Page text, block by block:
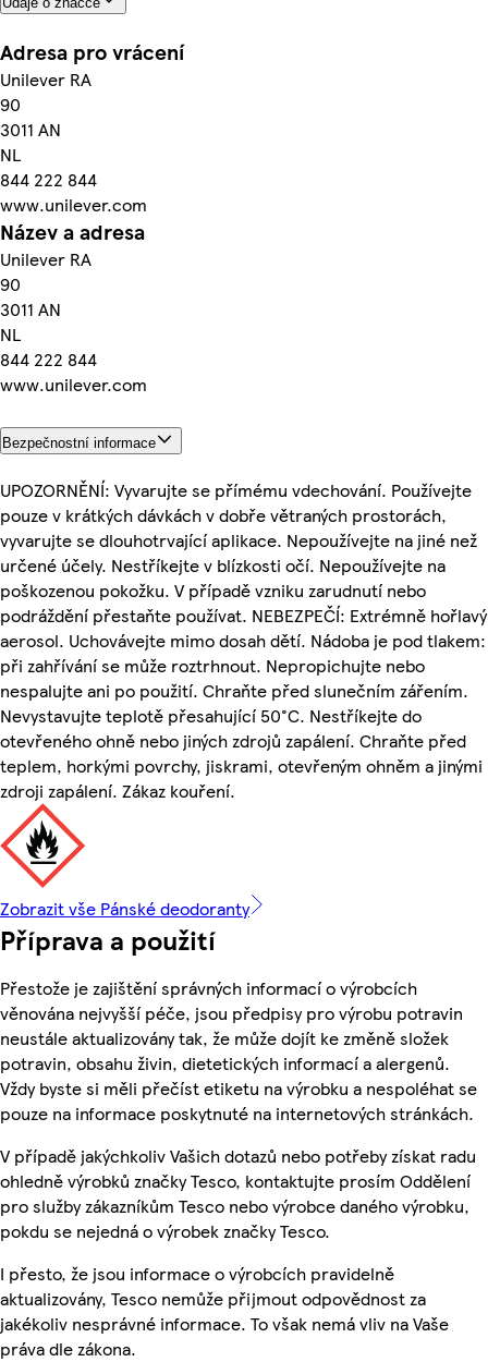
Adresa pro vrácení
Unilever RA
90
3011 AN
NL
844 222 844
www.unilever.com
Název a adresa
Unilever RA
90
3011 AN
NL
844 222 844
www.unilever.com
Bezpečnostní informace
UPOZORNĚNÍ: Vyvarujte se přímému vdechování. Používejte
pouze v krátkých dávkách v dobře větraných prostorách,
vyvarujte se dlouhotrvající aplikace. Nepoužívejte na jiné než
určené účely. Nestříkejte v blízkosti očí. Nepoužívejte na
poškozenou pokožku. V případě vzniku zarudnutí nebo
podráždění přestaňte používat. NEBEZPEČÍ: Extrémně hořlavý
aerosol. Uchovávejte mimo dosah dětí. Nádoba je pod tlakem:
při zahřívání se může roztrhnout. Nepropichujte nebo
nespalujte ani po použití. Chraňte před slunečním zářením.
Nevystavujte teplotě přesahující 50°C. Nestříkejte do
otevřeného ohně nebo jiných zdrojů zapálení. Chraňte před
teplem, horkými povrchy, jiskrami, otevřeným ohněm a jinými
zdroji zapálení. Zákaz kouření.
Zobrazit vše Pánské deodoranty
Příprava a použití
Přestože je zajištění správných informací o výrobcích
věnována nejvyšší péče, jsou předpisy pro výrobu potravin
neustále aktualizovány tak, že může dojít ke změně složek
potravin, obsahu živin, dietetických informací a alergenů.
Vždy byste si měli přečíst etiketu na výrobku a nespoléhat se
pouze na informace poskytnuté na internetových stránkách.
V případě jakýchkoliv Vašich dotazů nebo potřeby získat radu
ohledně výrobků značky Tesco, kontaktujte prosím Oddělení
pro služby zákazníkům Tesco nebo výrobce daného výrobku,
pokdu se nejedná o výrobek značky Tesco.
I přesto, že jsou informace o výrobcích pravidelně
aktualizovány, Tesco nemůže přijmout odpovědnost za
jakékoliv nesprávné informace. To však nemá vliv na Vaše
práva dle zákona.